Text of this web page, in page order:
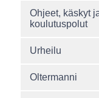
Ohjeet, käskyt
koulutuspolut
Urheilu
Oltermanni